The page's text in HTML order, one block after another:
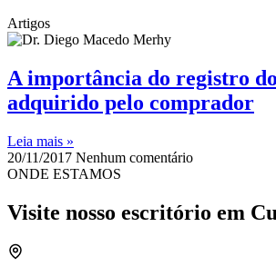
Artigos
A importância do registro
adquirido pelo comprador
Leia mais »
20/11/2017 Nenhum comentário
ONDE ESTAMOS
Visite nosso escritório em